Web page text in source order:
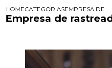
HOMECATEGORIASEMPRESA DE
Empresa de